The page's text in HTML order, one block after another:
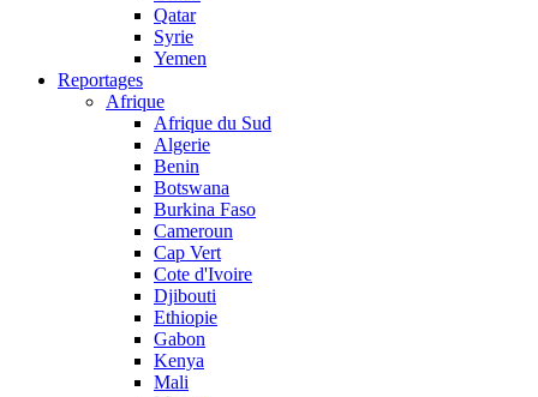
Qatar
Syrie
Yemen
Reportages
Afrique
Afrique du Sud
Algerie
Benin
Botswana
Burkina Faso
Cameroun
Cap Vert
Cote d'Ivoire
Djibouti
Ethiopie
Gabon
Kenya
Mali